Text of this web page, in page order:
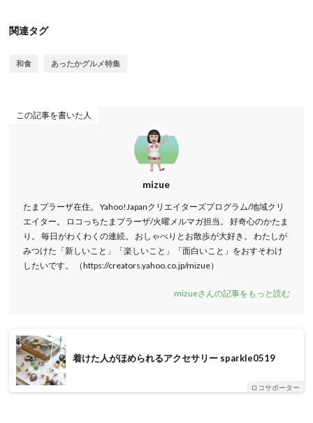
関連タグ
和食 あったかグルメ特集
この記事を書いた人
mizue
たまプラーザ在住。 Yahoo!Japanクリエイターズプログラム/地域クリ
エイター。 ロコっちたまプラーザ/火曜メルマガ担当。 好奇心のかたま
り。 毎日がわくわくの連続。 おしゃべりとお散歩が大好き。 わたしが
みつけた「新しいこと」「楽しいこと」「面白いこと」をおすそわけ
したいです。 （https://creators.yahoo.co.jp/mizue）
mizueさんの記事をもっと読む
着けた人がほめられるアクセサリー sparkle0519
ロコサポーター